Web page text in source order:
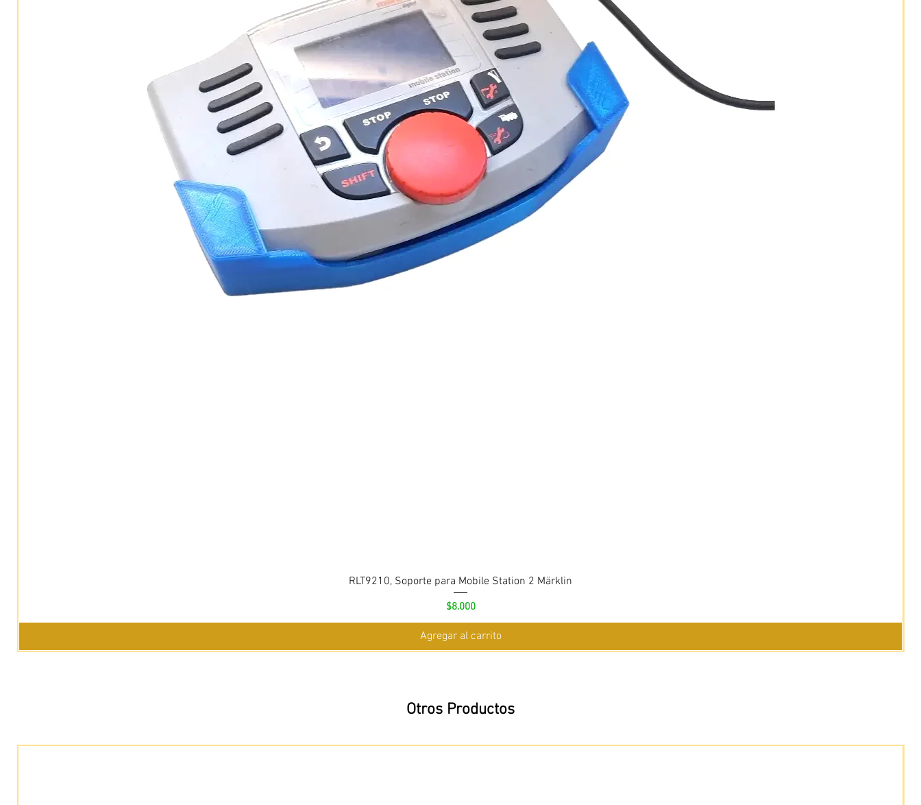
RLT9210, Soporte para Mobile Station 2 Märklin
Precio
$8.000
Agregar al carrito
Otros Productos